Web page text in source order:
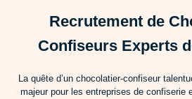
Recrutement de
Confiseurs Experts
La quête d’un chocolatier-confiseur
majeur pour les entreprises de confiserie